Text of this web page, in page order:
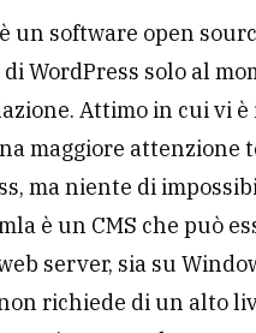
un software open
WordPress solo al
Attimo in cui vi è
maggiore attenzione
ma niente di
è un CMS che può
server, sia su
non richiede di un alto